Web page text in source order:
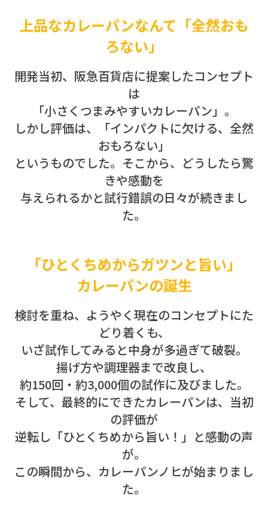
上品なカレーパンなんて「全然おも
ろない」
開発当初、阪急百貨店に提案したコンセプト
は
「小さくつまみやすいカレーパン」。
しかし評価は、「インパクトに欠ける、全然
おもろない」
というものでした。そこから、どうしたら驚
きや感動を
与えられるかと試行錯誤の日々が続きまし
た。
「ひとくちめからガツンと旨い」
カレーパンの誕生
検討を重ね、ようやく現在のコンセプトにた
どり着くも、
いざ試作してみると中身が多過ぎて破裂。
揚げ方や調理器まで改良し、
約150回・約3,000個の試作に及びました。
そして、最終的にできたカレーパンは、当初
の評価が
逆転し「ひとくちめから旨い！」と感動の声
が。
この瞬間から、カレーパンノヒが始まりまし
た。